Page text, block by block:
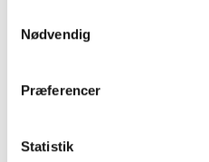
Nødvendig
Præferencer
Statistik
Hvem er AMU-kurser for?
Tilmelding
Forløb